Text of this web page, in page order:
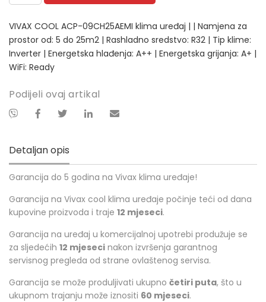
VIVAX COOL ACP-09CH25AEMI klima uređaj | | Namjena za
prostor od: 5 do 25m2 | Rashladno sredstvo: R32 | Tip klime:
Inverter | Energetska hlađenja: A++ | Energetska grijanja: A+ |
WiFi: Ready
Podijeli ovaj artikal
Detaljan opis
Garancija do 5 godina na Vivax klima uređaje!
Garancija na Vivax cool klima uređaje počinje teći od dana
kupovine proizvoda i traje 12 mjeseci.
Garancija na uređaj u komercijalnoj upotrebi produžuje se
za sljedećih 12 mjeseci nakon izvršenja garantnog
servisnog pregleda od strane ovlaštenog servisa.
Garancija se može produljivati ukupno četiri puta, što u
ukupnom trajanju može iznositi 60 mjeseci.